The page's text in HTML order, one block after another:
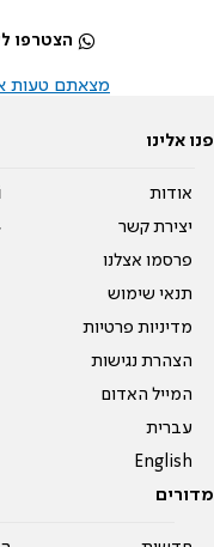
הצטרפו
מצאתם טעות
פנו אלינו
אודות
יצירת קשר
פרסמו אצלנו
תנאי שימוש
מדיניות פרטיות
הצהרת נגישות
המייל האדום
עברית
English
מדורים